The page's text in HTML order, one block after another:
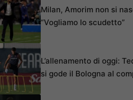
Milan, Amorim non si
“Vogliamo lo scudetto”
L’allenamento di oggi:
si gode il Bologna al